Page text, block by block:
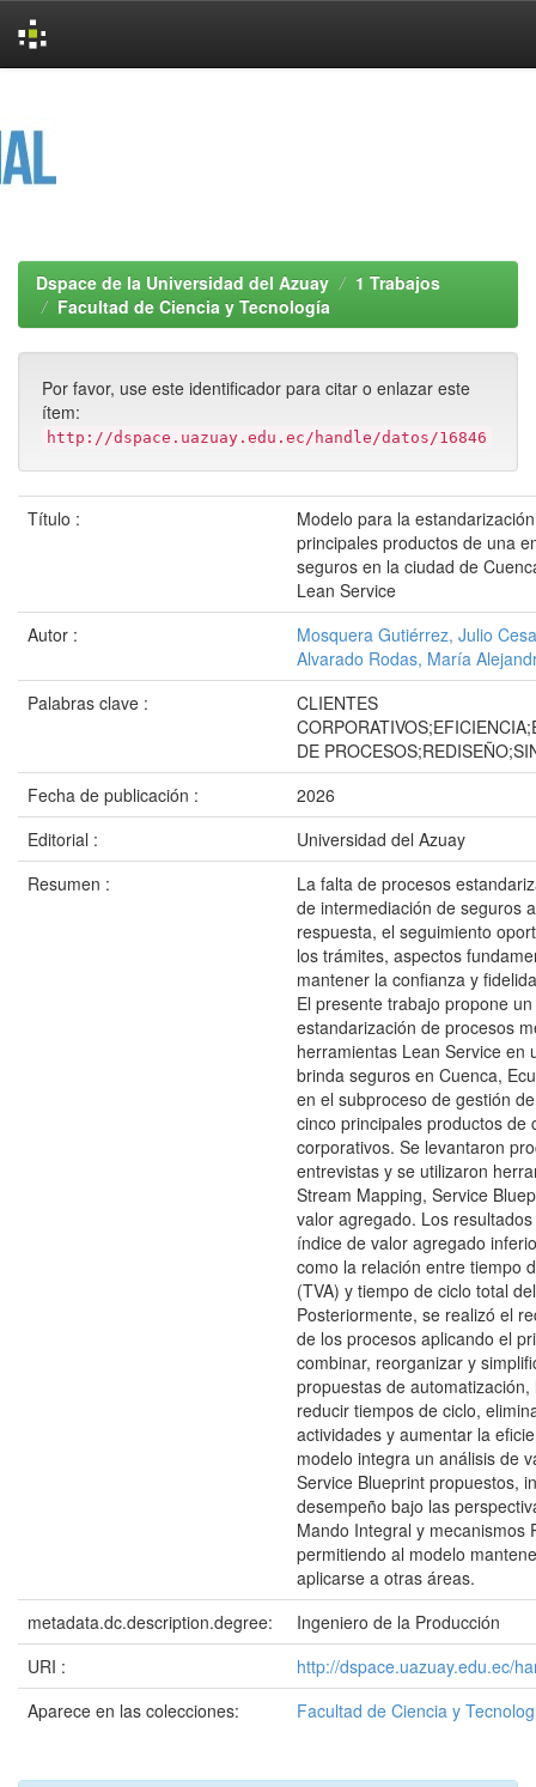
Dspace de la Universidad del Azuay
1 Trabajos
Facultad de Ciencia y Tecnología
Por favor, use este identificador para citar o enlazar este
ítem:
http://dspace.uazuay.edu.ec/handle/datos/16846
Título :
Modelo para la
principales productos de una
seguros en la ciudad de
Lean Service
Autor :
Mosquera Gutiérrez, Julio
Alvarado Rodas, María
Palabras clave :
CLIENTES
DE
Fecha de publicación :
2026
Editorial :
Universidad del Azuay
Resumen :
La falta de procesos
de intermediación de seguros
respuesta, el seguimiento
los trámites, aspectos
mantener la confianza y
El presente trabajo propone
estandarización de procesos
herramientas Lean Service en
brinda seguros en Cuenca,
en el subproceso de gestión
cinco principales productos de
corporativos. Se levantaron
entrevistas y se utilizaron
Stream Mapping, Service
valor agregado. Los
índice de valor agregado
como la relación entre tiempo
(TVA) y tiempo de ciclo total
Posteriormente, se realizó el
de los procesos aplicando el
combinar, reorganizar y
propuestas de
reducir tiempos de ciclo,
actividades y aumentar la
modelo integra un análisis de
Service Blueprint propuestos,
desempeño bajo las
Mando Integral y mecanismos
permitiendo al modelo
aplicarse a otras áreas.
metadata.dc.description.degree:
Ingeniero de la Producción
URI :
http://dspace.uazuay.edu.ec/
Aparece en las colecciones:
Facultad de Ciencia y